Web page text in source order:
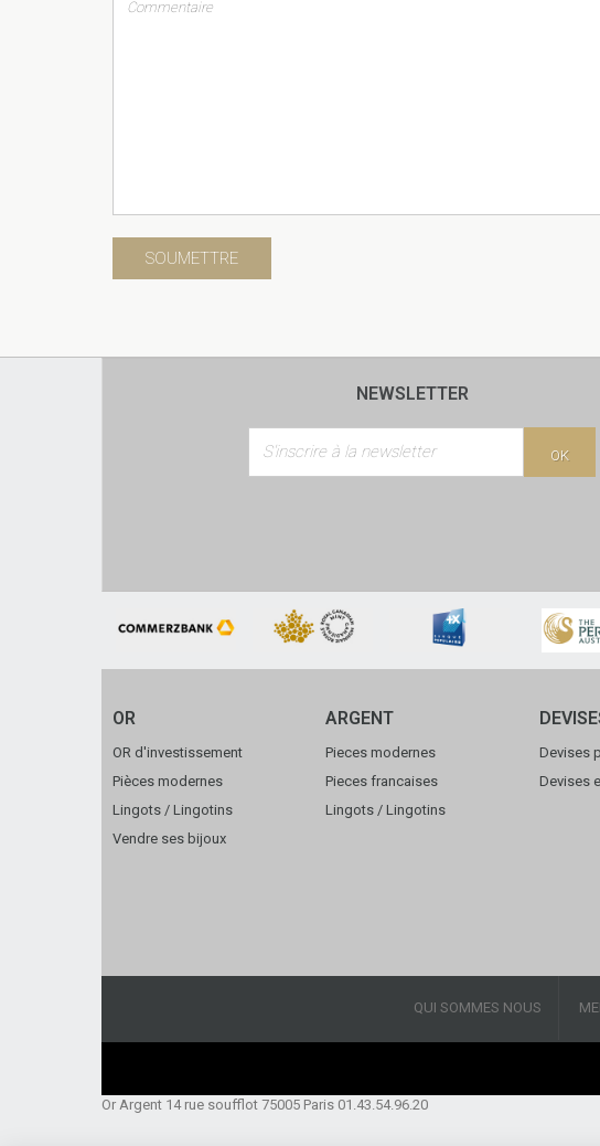
NEWSLETTER
OK
OR
OR d'investissement
Pièces modernes
Lingots / Lingotins
Vendre ses bijoux
ARGENT
Pieces modernes
Pieces francaises
Lingots / Lingotins
Devises
Devises
QUI SOMMES NOUS
Or Argent 14 rue soufflot 75005 Paris 01.43.54.96.20